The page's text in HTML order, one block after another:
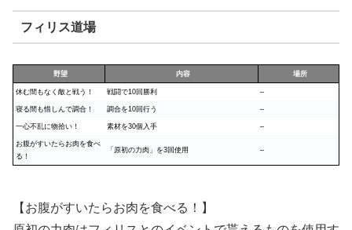
フィリス道場
野望 内容 場所
休む間もなく敵と戦う！ 戦闘で10回勝利 –
寝る間も惜しんで調合！ 調合を10回行う –
一心不乱に物拾い！ 素材を30個入手 –
お腹がすいたらお肉を食べ
る！
「原初の力肉」を3回使用 –
【お腹がすいたらお肉を食べる！】